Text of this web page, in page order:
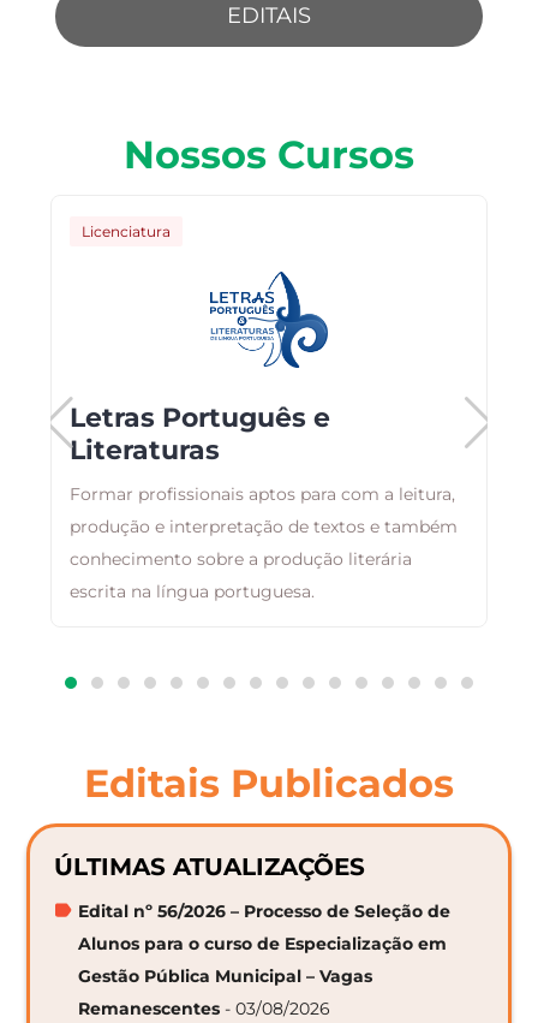
EDITAIS
Nossos Cursos
Licenciatura
Letras Português e
Literaturas
Formar profissionais aptos para com a leitura,
produção e interpretação de textos e também
conhecimento sobre a produção literária
escrita na língua portuguesa.
Editais Publicados
ÚLTIMAS ATUALIZAÇÕES
Edital nº 56/2026 – Processo de Seleção de
Alunos para o curso de Especialização em
Gestão Pública Municipal – Vagas
Remanescentes - 03/08/2026